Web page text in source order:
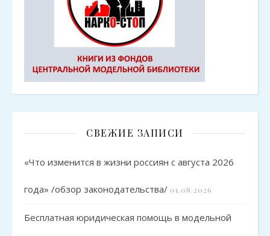
СВЕЖИЕ ЗАПИСИ
«Что изменится в жизни россиян с августа 2026
года» /обзор законодательства/ 01.08.2026
Бесплатная юридическая помощь в модельной